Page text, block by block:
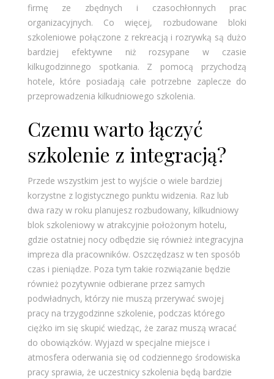
firmę ze zbędnych i czasochłonnych prac
organizacyjnych. Co więcej, rozbudowane bloki
szkoleniowe połączone z rekreacją i rozrywką są dużo
bardziej efektywne niż rozsypane w czasie
kilkugodzinnego spotkania. Z pomocą przychodzą
hotele, które posiadają całe potrzebne zaplecze do
przeprowadzenia kilkudniowego szkolenia.
Czemu warto łączyć
szkolenie z integracją?
Przede wszystkim jest to wyjście o wiele bardziej
korzystne z logistycznego punktu widzenia. Raz lub
dwa razy w roku planujesz rozbudowany, kilkudniowy
blok szkoleniowy w atrakcyjnie położonym hotelu,
gdzie ostatniej nocy odbędzie się również integracyjna
impreza dla pracowników. Oszczędzasz w ten sposób
czas i pieniądze. Poza tym takie rozwiązanie będzie
również pozytywnie odbierane przez samych
podwładnych, którzy nie muszą przerywać swojej
pracy na trzygodzinne szkolenie, podczas którego
ciężko im się skupić wiedząc, że zaraz muszą wracać
do obowiązków. Wyjazd w specjalne miejsce i
atmosfera oderwania się od codziennego środowiska
pracy sprawia, że uczestnicy szkolenia będą bardzie